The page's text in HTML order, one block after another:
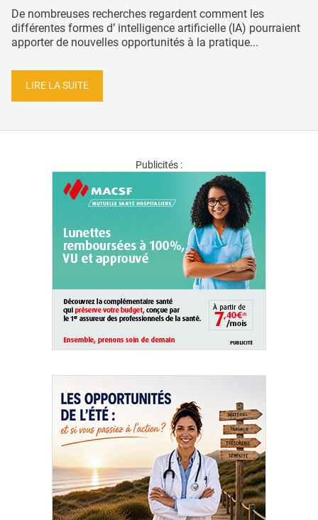
De nombreuses recherches regardent comment les
différentes formes d’ intelligence artificielle (IA) pourraient
apporter de nouvelles opportunités à la pratique...
LIRE LA SUITE
Publicités :